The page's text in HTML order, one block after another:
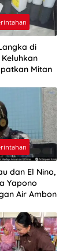
di
Mitan
dan El Nino,
Yapono
Air Ambon